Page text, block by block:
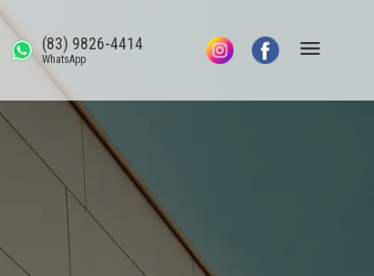
(83) 9826-4414
WhatsApp